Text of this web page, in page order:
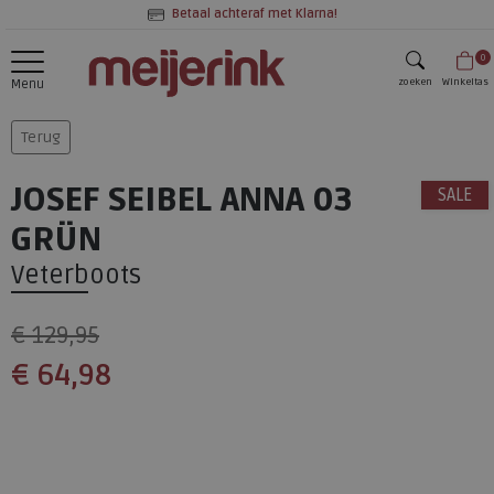
Betaal achteraf met Klarna!
Menu zoeken
0
Winkeltas
Terug
SALE
JOSEF SEIBEL ANNA 03
GRÜN
Veterboots
€ 129,95
€ 64,98